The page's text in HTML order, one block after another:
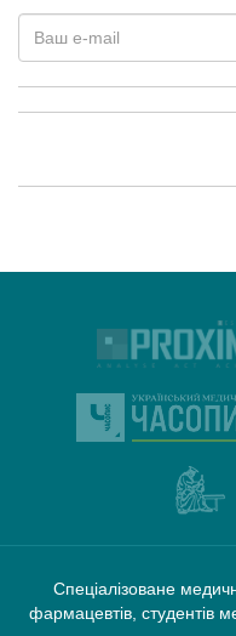
Спеціалізоване
фармацевтів, студентів